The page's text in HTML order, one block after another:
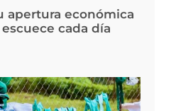
apertura económica
cada día